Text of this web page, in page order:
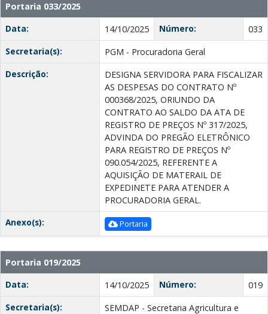
Portaria 033/2025
Data:
14/10/2025 Número:
033
Secretaria(s):
PGM - Procuradoria Geral
Descrição:
DESIGNA SERVIDORA PARA FISCALIZAR
AS DESPESAS DO CONTRATO Nº
000368/2025, ORIUNDO DA
CONTRATO AO SALDO DA ATA DE
REGISTRO DE PREÇOS Nº 317/2025,
ADVINDA DO PREGÃO ELETRÔNICO
PARA REGISTRO DE PREÇOS Nº
090.054/2025, REFERENTE A
AQUISIÇÃO DE MATERAIL DE
EXPEDINETE PARA ATENDER A
PROCURADORIA GERAL.
Anexo(s):
Portaria
Portaria 019/2025
Data:
14/10/2025 Número:
019
Secretaria(s):
SEMDAP - Secretaria Agricultura e